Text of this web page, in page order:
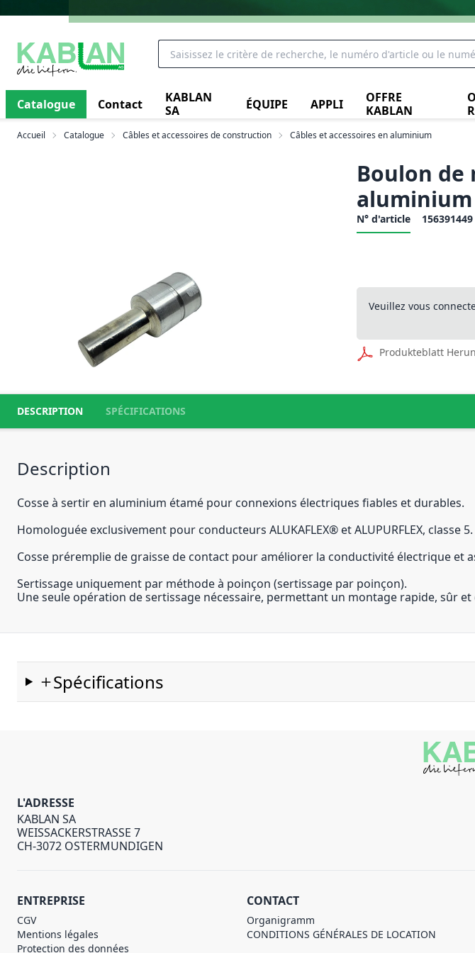
Catalogue Contact
KABLAN
SA
ÉQUIPE APPLI
OFFRE
KABLAN
Accueil Catalogue Câbles et accessoires de construction Câbles et accessoires en aluminium
Boulon de
N° d'article 156391449
Veuillez vous
Produkteblatt
DESCRIPTION SPÉCIFICATIONS
Description
Cosse à sertir en aluminium étamé pour connexions électriques fiables et durables.
Homologuée exclusivement pour conducteurs ALUKAFLEX® et ALUPURFLEX, classe 5.
Cosse préremplie de graisse de contact pour améliorer la conductivité électrique et
Sertissage uniquement par méthode à poinçon (sertissage par poinçon).
Une seule opération de sertissage nécessaire, permettant un montage rapide, sûr et
Spécifications
L'ADRESSE
KABLAN SA
WEISSACKERSTRASSE 7
CH-3072 OSTERMUNDIGEN
ENTREPRISE
CGV
Mentions légales
Protection des données
CONTACT
Organigramm
CONDITIONS GÉNÉRALES DE LOCATION